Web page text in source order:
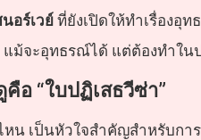
อร์เวย์ที่ยังเปิดให้ทำเรื่องอุ
แม้จะอุทธรณ์ได้ แต่ต้องทำใน
อ “ใบปฏิเสธวีซ่า”
น เป็นหัวใจสำคัญสำหรับการ